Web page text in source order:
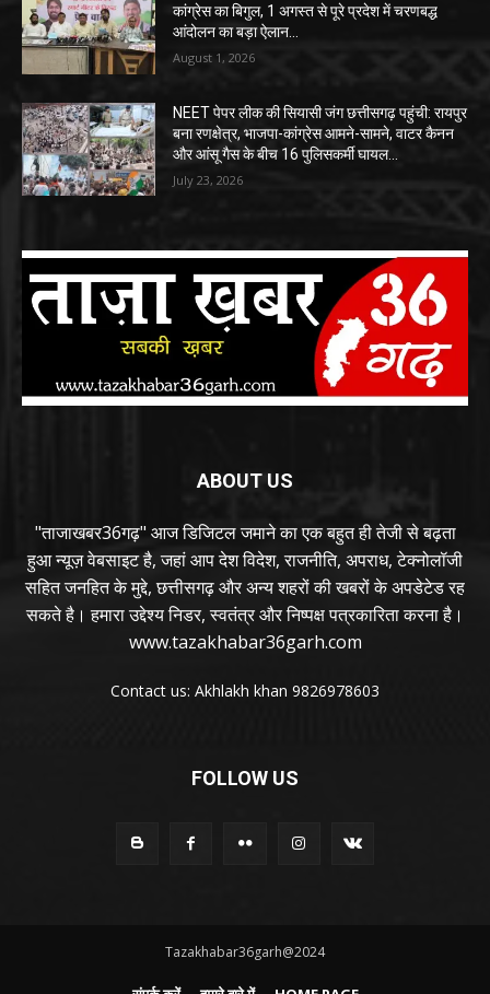
कांग्रेस का बिगुल, 1 अगस्त से पूरे प्रदेश में चरणबद्ध
आंदोलन का बड़ा ऐलान…
August 1, 2026
NEET पेपर लीक की सियासी जंग छत्तीसगढ़ पहुंची: रायपुर
बना रणक्षेत्र, भाजपा-कांग्रेस आमने-सामने, वाटर कैनन
और आंसू गैस के बीच 16 पुलिसकर्मी घायल…
July 23, 2026
ABOUT US
"ताजाखबर36गढ़" आज डिजिटल जमाने का एक बहुत ही तेजी से बढ़ता
हुआ न्यूज़ वेबसाइट है, जहां आप देश विदेश, राजनीति, अपराध, टेक्नोलॉजी
सहित जनहित के मुद्दे, छत्तीसगढ़ और अन्य शहरों की खबरों के अपडेटेड रह
सकते है। हमारा उद्देश्य निडर, स्वतंत्र और निष्पक्ष पत्रकारिता करना है।
www.tazakhabar36garh.com
Contact us: Akhlakh khan 9826978603
FOLLOW US
Tazakhabar36garh@2024